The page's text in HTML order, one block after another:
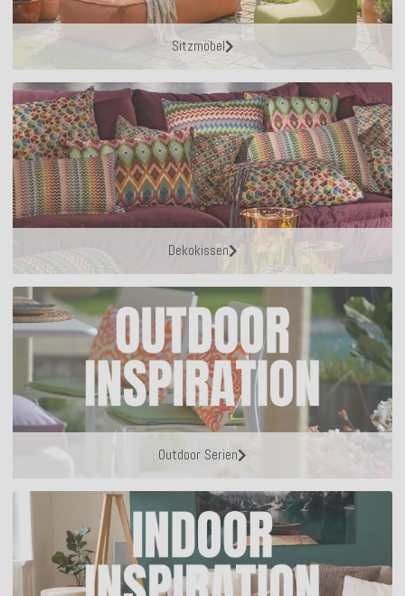
Sitzmöbel
Dekokissen
Outdoor Serien